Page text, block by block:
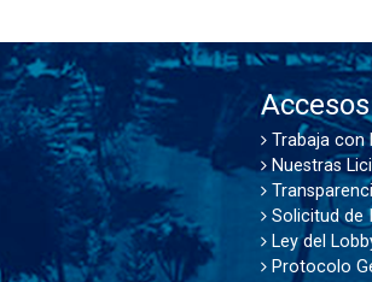
Trabaja con
Nuestras
Solicitud de
Ley del
Protocolo